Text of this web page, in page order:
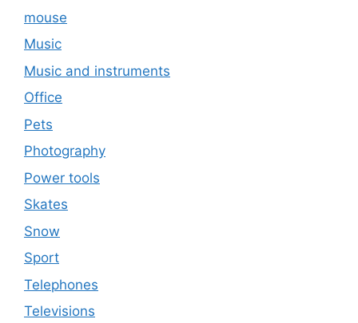
mouse
Music
Music and instruments
Office
Pets
Photography
Power tools
Skates
Snow
Sport
Telephones
Televisions